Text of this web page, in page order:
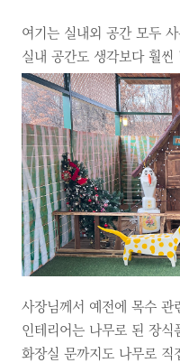
여기는 실내외 공간 모두
실내 공간도 생각보다 훨씬
사장님께서 예전에 목수 관
인테리어는 나무로 된 장
화장실 문까지도 나무로